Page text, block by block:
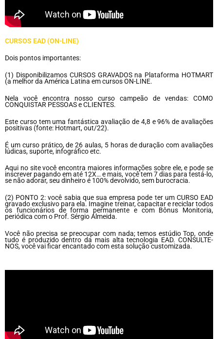
CURSOS EAD (ON-LINE)
Dois pontos importantes:
(1) Disponibilizamos CURSOS GRAVADOS na Plataforma HOTMART
(a melhor da América Latina em cursos ON-LINE.
Nela você encontra nosso curso campeão de vendas: COMO
CONQUISTAR PESSOAS e CLIENTES.
Este curso tem uma fantástica avaliação de 4,8 e 96% de avaliações
positivas (fonte: Hotmart, out/22).
É um curso prático, de 26 aulas, 5 horas de duração com avaliações
lúdicas, suporte, infográfico etc.
Aqui no site você encontra maiores informações sobre ele, e pode se
inscrever pagando em até 12X… e mais, você tem 7 dias para testá-lo,
se não adorar, seu dinheiro é 100% devolvido, sem burocracia.
(2) PONTO 2: você sabia que sua empresa pode ter um CURSO EAD
gravado exclusivo para ela. Imagine treinar, capacitar e reciclar todos
os funcionários de forma permanente e com Bônus Monitoria,
periódica com o Prof. Sérgio Almeida.
Você não precisa se preocupar com nada; temos estúdio Top, onde
tudo é produzido dentro da mais alta tecnologia EAD. CONSULTE-
NOS, você vai ficar encantado com esta solução customizada.